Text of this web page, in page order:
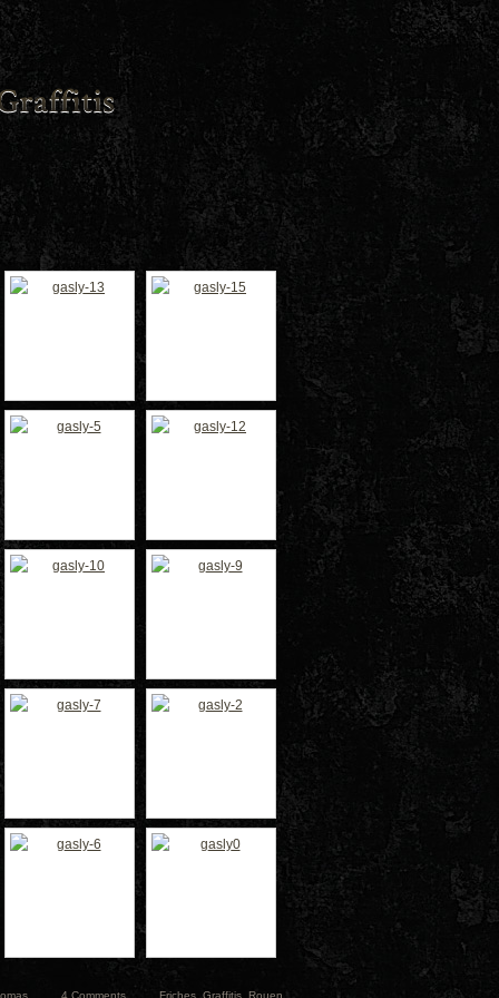
100 ans de
Insolite et
Tome 1
Insolite et
Tome 2
4 Comments Friches Graffitis Rouen